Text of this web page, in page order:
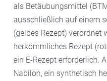
als Betäubungsmittel
ausschließlich auf einem
(gelbes Rezept) verordnet
herkömmliches Rezept
ein E-Rezept erforderlich.
Nabilon, ein synthetisch